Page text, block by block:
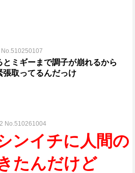
ミギーまで調子が崩れるから
張取ってるんだっけ
No.510261004
ンイチに人間の
たんだけど